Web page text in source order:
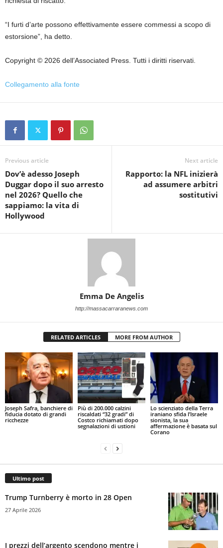
“I furti d’arte possono effettivamente essere commessi a scopo di
estorsione”, ha detto.
Copyright © 2026 dell’Associated Press. Tutti i diritti riservati.
Collegamento alla fonte
Previous article
Dov’è adesso Joseph
Duggar dopo il suo arresto
nel 2026? Quello che
sappiamo: la vita di
Hollywood
Next article
Rapporto: la NFL inizierà
ad assumere arbitri
sostitutivi
Emma De Angelis
http://massacarraranews.com
RELATED ARTICLES MORE FROM AUTHOR
Joseph Safra, banchiere di
fiducia dotato di grandi
ricchezze
Più di 200.000 calzini
riscaldati “32 gradi” di
Costco richiamati dopo
segnalazioni di ustioni
Lo scienziato della Terra
iraniano sfida l’Israele
sionista, la sua
affermazione è basata sul
Corano
Ultimo post
Trump Turnberry è morto in 28 Open
27 Aprile 2026
I prezzi dell’argento scendono mentre i